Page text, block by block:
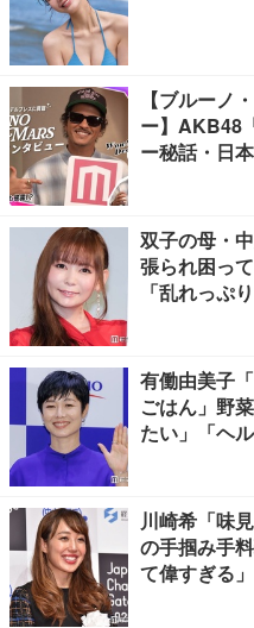
【ブルーノ
ー】AKB48
ー秘話・日
双子の母・
張られ困っ
「乱れっぷ
有働由美子
ごはん」野
たい」「ヘ
川崎希「味
の手掴み手
て偉すぎる